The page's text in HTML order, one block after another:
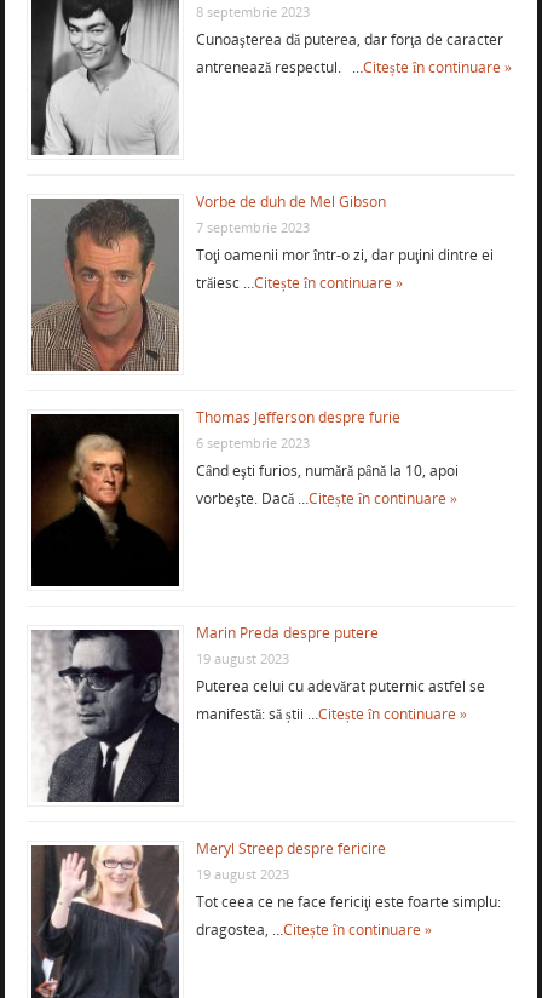
8 septembrie 2023
Cunoaşterea dă puterea, dar forţa de caracter
antrenează respectul. …Citește în continuare »
Vorbe de duh de Mel Gibson
7 septembrie 2023
Toţi oamenii mor într-o zi, dar puţini dintre ei
trăiesc …Citește în continuare »
Thomas Jefferson despre furie
6 septembrie 2023
Când eşti furios, numără până la 10, apoi
vorbeşte. Dacă …Citește în continuare »
Marin Preda despre putere
19 august 2023
Puterea celui cu adevărat puternic astfel se
manifestă: să știi …Citește în continuare »
Meryl Streep despre fericire
19 august 2023
Tot ceea ce ne face fericiţi este foarte simplu:
dragostea, …Citește în continuare »